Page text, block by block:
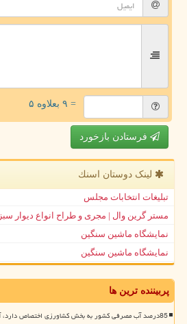
= ۹ بعلاوه ۵
فرستادن بازخورد
لینک دوستان اسنك
تبلیغات انتخابات مجلس
مستر گرین وال | مجری و طراح انواع دیوار سبز
نمایشگاه ماشین سنگین
نمایشگاه ماشین سنگین
پربیننده ترین ها
85درصد آب مصرفی کشور به بخش کشاورزی اختصاص دارد، آن هم با قیمت خیلی پایین